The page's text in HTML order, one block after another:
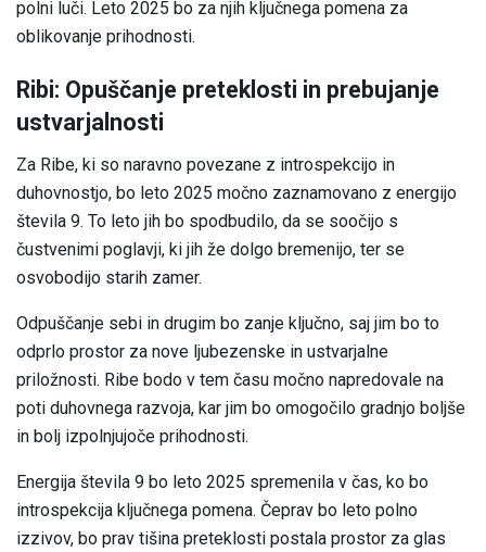
polni luči. Leto 2025 bo za njih ključnega pomena za
oblikovanje prihodnosti.
Ribi: Opuščanje preteklosti in prebujanje
ustvarjalnosti
Za Ribe, ki so naravno povezane z introspekcijo in
duhovnostjo, bo leto 2025 močno zaznamovano z energijo
števila 9. To leto jih bo spodbudilo, da se soočijo s
čustvenimi poglavji, ki jih že dolgo bremenijo, ter se
osvobodijo starih zamer.
Odpuščanje sebi in drugim bo zanje ključno, saj jim bo to
odprlo prostor za nove ljubezenske in ustvarjalne
priložnosti. Ribe bodo v tem času močno napredovale na
poti duhovnega razvoja, kar jim bo omogočilo gradnjo boljše
in bolj izpolnjujoče prihodnosti.
Energija števila 9 bo leto 2025 spremenila v čas, ko bo
introspekcija ključnega pomena. Čeprav bo leto polno
izzivov, bo prav tišina preteklosti postala prostor za glas